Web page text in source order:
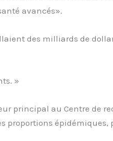
avancés».
des milliards de
»
principal au Centre de
proportions